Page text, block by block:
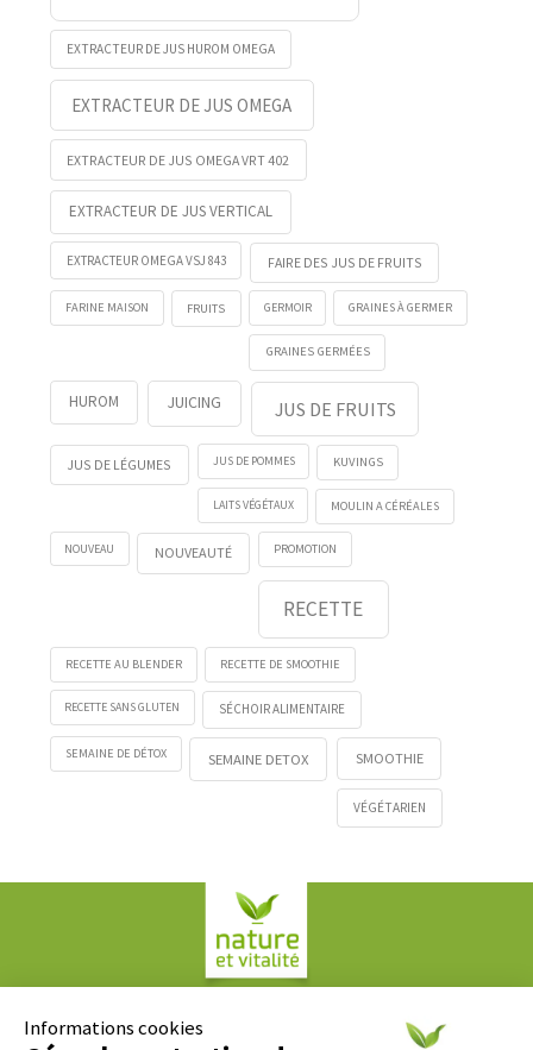
EXTRACTEUR DE JUS HUROM OMEGA
EXTRACTEUR DE JUS OMEGA
EXTRACTEUR DE JUS OMEGA VRT 402
EXTRACTEUR DE JUS VERTICAL
EXTRACTEUR OMEGA VSJ 843 FAIRE DES JUS DE FRUITS
FARINE MAISON FRUITS GERMOIR GRAINES À GERMER
GRAINES GERMÉES
HUROM JUICING JUS DE FRUITS
JUS DE LÉGUMES JUS DE POMMES KUVINGS
LAITS VÉGÉTAUX MOULIN A CÉRÉALES
NOUVEAU NOUVEAUTÉ PROMOTION
RECETTE
RECETTE AU BLENDER RECETTE DE SMOOTHIE
RECETTE SANS GLUTEN SÉCHOIR ALIMENTAIRE
SEMAINE DE DÉTOX SEMAINE DETOX SMOOTHIE
VÉGÉTARIEN
61, rue Paul Duvivier
Informations cookies